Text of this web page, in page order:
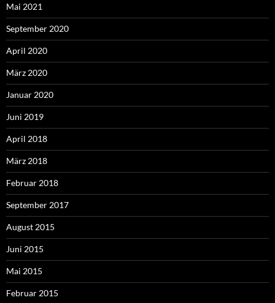
Mai 2021
September 2020
April 2020
März 2020
Januar 2020
Juni 2019
April 2018
März 2018
Februar 2018
September 2017
August 2015
Juni 2015
Mai 2015
Februar 2015